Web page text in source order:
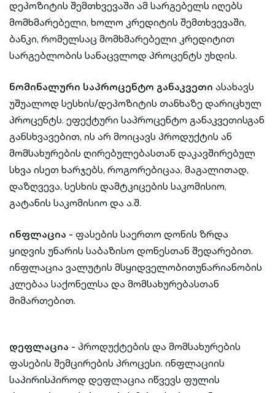
დეპოზიტის შემთხვევაში ამ სარგებელს იღებს
მომხმარებელი, ხოლო კრედიტის შემთხვევაში,
ბანკი, რომელსაც მომხმარებელი კრედიტით
სარგებლობის სანაცვლოდ პროცენტს უხდის.
ნომინალური საპროცენტო განაკვეთი ასახავს
უშუალოდ სესხის/დეპოზიტის თანხაზე დარიცხულ
პროცენტს. ეფექტური საპროცენტო განაკვეთისგან
განსხვავებით, ის არ მოიცავს პროდუქტის ან
მომსახურების ღირებულებასთან დაკავშირებულ
სხვა ისეთ ხარჯებს, როგორებიცაა, მაგალითად,
დაზღვევა, სესხის დამტკიცების საკომისიო,
გატანის საკომისიო და ა.შ.
ინფლაცია - ფასების საერთო დონის ზრდა
ყიდვის უნარის საბაზისო დონესთან შედარებით.
ინფლაცია ვალუტის მსყიდველობითუნარიანობის
კლებაა საქონელსა და მომსახურებასთან
მიმართებით.
დეფლაცია - პროდუქტების და მომსახურების
ფასების შემცირების პროცესი. ინფლაციის
საპირისპიროდ დეფლაცია იწვევს ფულის